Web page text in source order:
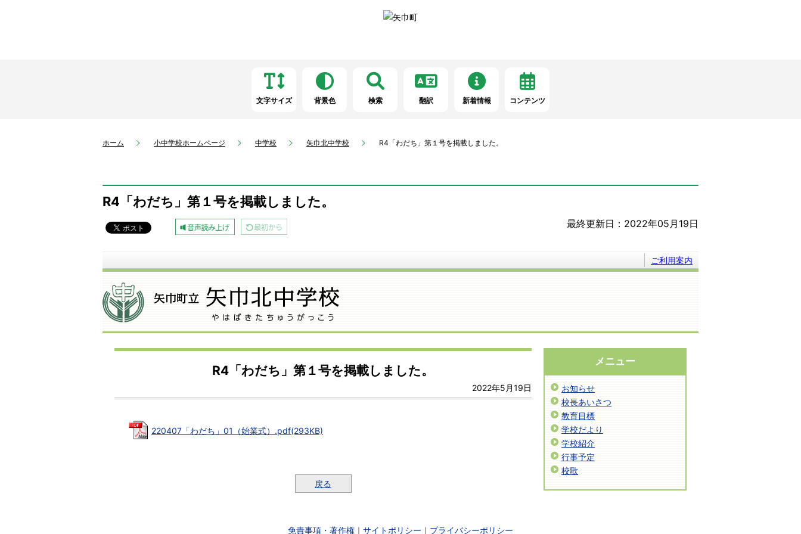
文字サイズ 背景色 検索 翻訳 新着情報 コンテンツ
ホーム 小中学校ホームページ 中学校 矢巾北中学校 R4「わだち」第１号を掲載しました。
R4「わだち」第１号を掲載しました。
最終更新日：2022年05月19日
ご利用案内
R4「わだち」第１号を掲載しました。
2022年5月19日
220407「わだち」01（始業式）.pdf(293KB)
戻る
メニュー
お知らせ
校長あいさつ
教育目標
学校だより
学校紹介
行事予定
校歌
免責事項・著作権 ｜ サイトポリシー ｜ プライバシーポリシー